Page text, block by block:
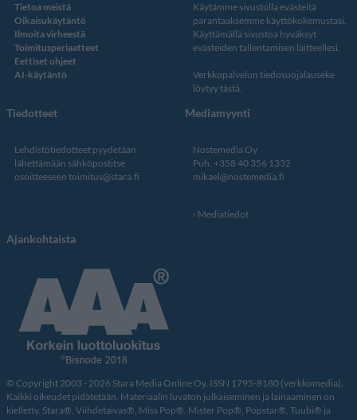
Tietoa meistä
Oikaisukäytäntö
Ilmoita virheestä
Toimitusperiaatteet
Eettiset ohjeet
AI-käytäntö
Käytämme sivustolla evästeitä
parantaaksemme käyttökokemustasi.
Käyttämällä sivustoa hyväksyt
evästeiden tallentamisen laitteellesi.
Verkkopalvelun tiedosuojalauseke
löytyy tästä.
Tiedotteet
Lehdistötiedotteet pyydetään
lähettämään sähköpostitse
osoitteeseen toimitus@stara.fi
Mediamyynti
Nostemedia Oy
Puh. +358 40 356 1332
mikael@nostemedia.fi
Mediatiedot
Ajankohtaista
© Copyright 2003 - 2026 Stara Media Online Oy. ISSN 1795-8180 (verkkomedia).
Kaikki oikeudet pidätetään. Materiaalin luvaton julkaiseminen ja lainaaminen on
kielletty. Stara®, Viihdetaivas®, Miss Pop®, Mister Pop®, Popstar®, Tuubi® ja